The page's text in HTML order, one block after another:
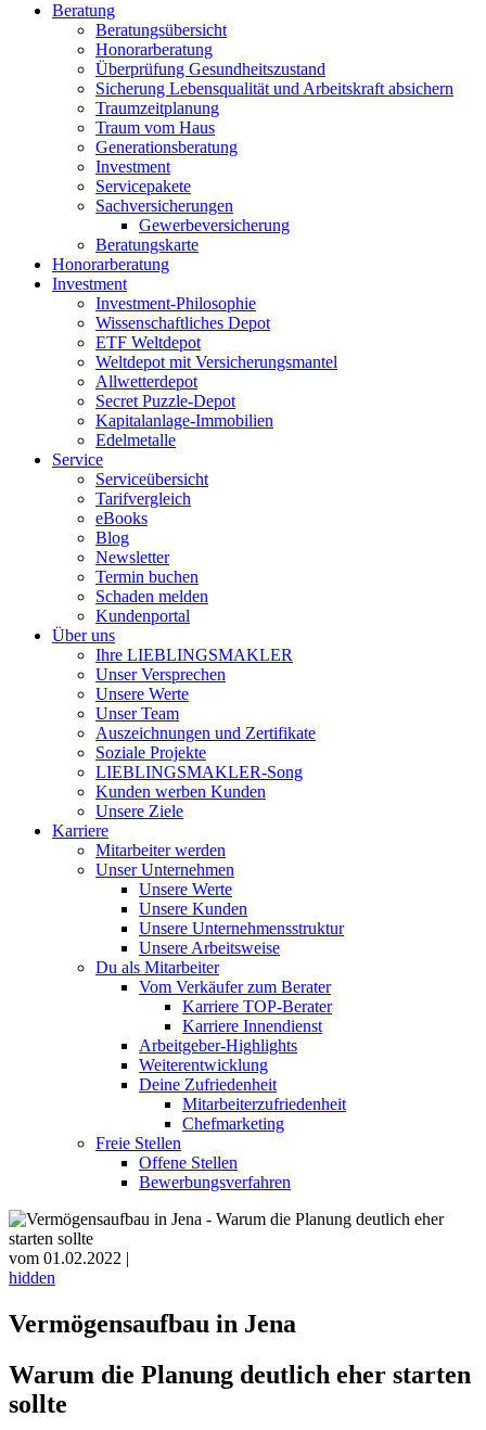
Beratung
Beratungsübersicht
Honorarberatung
Überprüfung Gesundheitszustand
Sicherung Lebensqualität und Arbeitskraft absichern
Traumzeitplanung
Traum vom Haus
Generationsberatung
Investment
Servicepakete
Sachversicherungen
Gewerbeversicherung
Beratungskarte
Honorarberatung
Investment
Investment-Philosophie
Wissenschaftliches Depot
ETF Weltdepot
Weltdepot mit Versicherungsmantel
Allwetterdepot
Secret Puzzle-Depot
Kapitalanlage-Immobilien
Edelmetalle
Service
Serviceübersicht
Tarifvergleich
eBooks
Blog
Newsletter
Termin buchen
Schaden melden
Kundenportal
Über uns
Ihre LIEBLINGSMAKLER
Unser Versprechen
Unsere Werte
Unser Team
Auszeichnungen und Zertifikate
Soziale Projekte
LIEBLINGSMAKLER-Song
Kunden werben Kunden
Unsere Ziele
Karriere
Mitarbeiter werden
Unser Unternehmen
Unsere Werte
Unsere Kunden
Unsere Unternehmensstruktur
Unsere Arbeitsweise
Du als Mitarbeiter
Vom Verkäufer zum Berater
Karriere TOP-Berater
Karriere Innendienst
Arbeitgeber-Highlights
Weiterentwicklung
Deine Zufriedenheit
Mitarbeiterzufriedenheit
Chefmarketing
Freie Stellen
Offene Stellen
Bewerbungsverfahren
vom 01.02.2022 |
hidden
Vermögensaufbau in Jena
Warum die Planung deutlich eher starten
sollte